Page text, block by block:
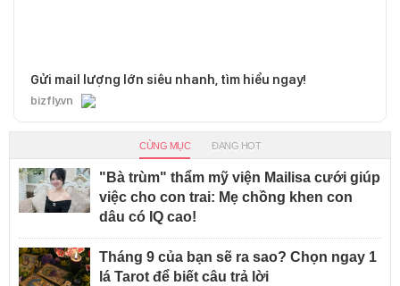
Gửi mail lượng lớn siêu nhanh, tìm hiểu ngay!
bizfly.vn
CÙNG MỤC ĐANG HOT
"Bà trùm" thẩm mỹ viện Mailisa cưới giúp
việc cho con trai: Mẹ chồng khen con
dâu có IQ cao!
Tháng 9 của bạn sẽ ra sao? Chọn ngay 1
lá Tarot để biết câu trả lời